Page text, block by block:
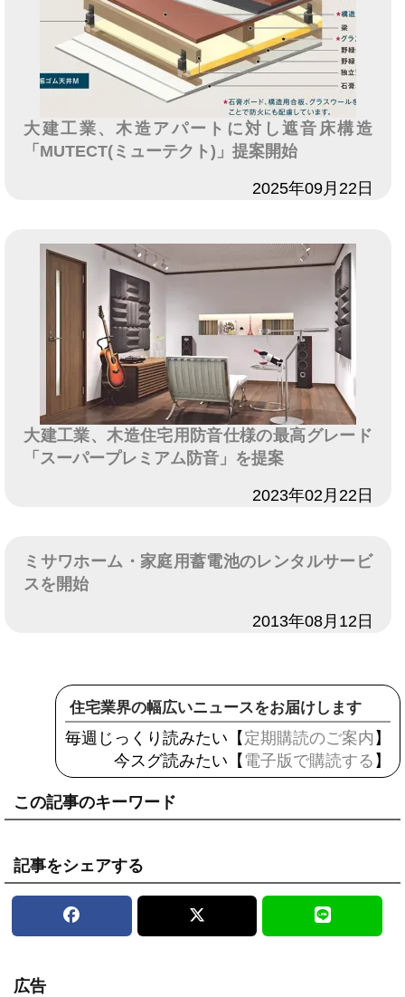
大建工業、木造アパートに対し遮音床構造
「MUTECT(ミューテクト)」提案開始
2025年09月22日
大建工業、木造住宅用防音仕様の最高グレード
「スーパープレミアム防音」を提案
2023年02月22日
ミサワホーム・家庭用蓄電池のレンタルサービ
スを開始
2013年08月12日
住宅業界の幅広いニュースをお届けします
毎週じっくり読みたい【 定期購読のご案内 】
今スグ読みたい【 電子版で購読する 】
この記事のキーワード
記事をシェアする
広告